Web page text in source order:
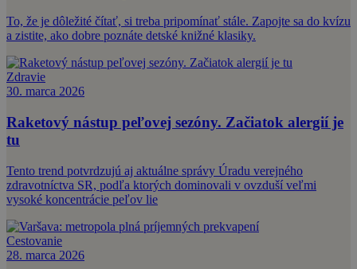
To, že je dôležité čítať, si treba pripomínať stále. Zapojte sa do kvízu
a zistite, ako dobre poznáte detské knižné klasiky.
Zdravie
30. marca 2026
Raketový nástup peľovej sezóny. Začiatok alergií je
tu
Tento trend potvrdzujú aj aktuálne správy Úradu verejného
zdravotníctva SR, podľa ktorých dominovali v ovzduší veľmi
vysoké koncentrácie peľov lie
Cestovanie
28. marca 2026